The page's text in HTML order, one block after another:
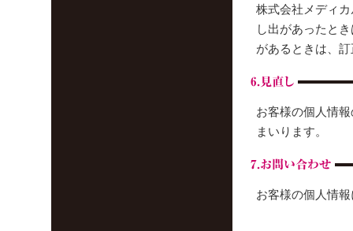
株式会社メディ
し出があったと
があるときは、
お客様の個人情
まいります。
お客様の個人情